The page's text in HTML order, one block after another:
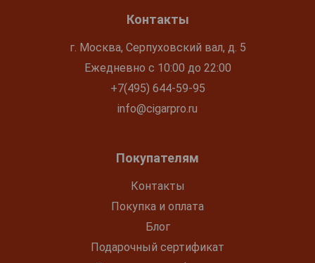
Контакты
г. Москва, Серпуховский вал, д. 5
Ежедневно с 10:00 до 22:00
+7(495) 644-59-95
info@cigarpro.ru
Покупателям
Контакты
Покупка и оплата
Блог
Подарочный сертификат